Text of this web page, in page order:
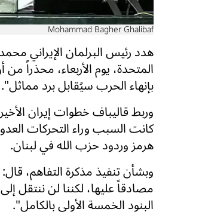
Mohammad Bagher Ghalibaf
هدد رئيس البرلمان الإيراني
المتحدة، يوم الأربعاء، محذراً
بإنهاء الحرب سيُقابل برد مماثل".
وربط قاليباف خطوات إيران الأخيرة
كانت السبب وراء التحركات
هرمز وردود حزب الله في لبنان.
مصادقاً عليها، لكننا لن ننتقل
البنود الخمسة الأولى بالكامل".